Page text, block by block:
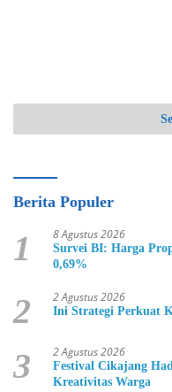
Berita Populer
1 8 Agustus 2026
Survei BI: Harga
0,69%
2 2 Agustus 2026
Ini Strategi Perkuat
3 2 Agustus 2026
Festival Cikajang
Kreativitas Warga